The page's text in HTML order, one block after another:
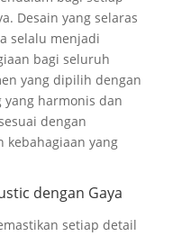
Desain yang selaras
selalu menjadi
bagi seluruh
yang dipilih dengan
harmonis dan
dengan
kebahagiaan yang
dengan Gaya
setiap detail